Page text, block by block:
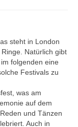
steht in London
Natürlich gibt
folgenden eine
Festivals zu
was am
auf dem
und Tänzen
Auch in